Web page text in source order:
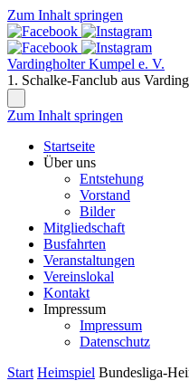
Zum Inhalt springen
Vardingholter Kumpel e. V.
1. Schalke-Fanclub aus
Zum Inhalt springen
Startseite
Über uns
Entstehung
Vorstand
Bilder
Mitgliedschaft
Busfahrten
Veranstaltungen
Vereinslokal
Kontakt
Impressum
Impressum
Datenschutz
Start Heimspiel Bundesliga-